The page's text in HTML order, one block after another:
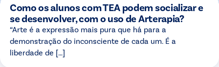
Como os alunos com TEA podem socializar e
se desenvolver, com o uso de Arterapia?
“Arte é a expressão mais pura que há para a
demonstração do inconsciente de cada um. É a
liberdade de […]